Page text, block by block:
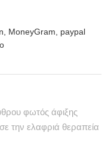
MoneyGram, paypal
φωτός άφιξης
την ελαφριά θεραπεία